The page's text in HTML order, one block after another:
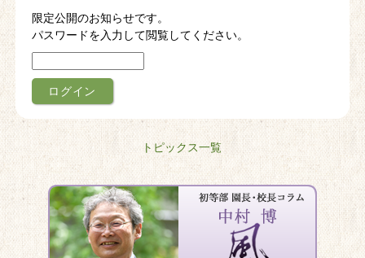
限定公開のお知らせです。
パスワードを入力して閲覧してください。
トピックス一覧